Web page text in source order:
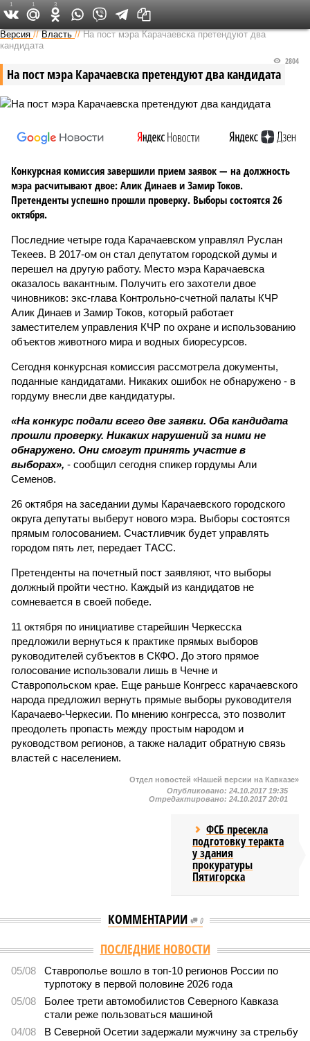
Версия на Кавказе
Версия //Власть //На пост мэра Карачаевска претендуют два
кандидата
На пост мэра Карачаевска претендуют два кандидата
2804
Конкурсная комиссия завершили прием заявок — на должность
мэра расчитывают двое: Алик Динаев и Замир Токов.
Претенденты успешно прошли проверку. Выборы состоятся 26
октября.
Последние четыре года Карачаевском управлял Руслан
Текеев. В 2017-ом он стал депутатом городской думы и
перешел на другую работу. Место мэра Карачаевска
оказалось вакантным. Получить его захотели двое
чиновников: экс-глава Контрольно-счетной палаты КЧР
Алик Динаев и Замир Токов, который работает
заместителем управления КЧР по охране и использованию
объектов животного мира и водных биоресурсов.
Сегодня конкурсная комиссия рассмотрела документы,
поданные кандидатами. Никаких ошибок не обнаружено - в
гордуму внесли две кандидатуры.
«На конкурс подали всего две заявки. Оба кандидата
прошли проверку. Никаких нарушений за ними не
обнаружено. Они смогут принять участие в
выборах», - сообщил сегодня спикер гордумы Али
Семенов.
26 октября на заседании думы Карачаевского городского
округа депутаты выберут нового мэра. Выборы состоятся
прямым голосованием. Счастливчик будет управлять
городом пять лет, передает ТАСС.
Претенденты на почетный пост заявляют, что выборы
должный пройти честно. Каждый из кандидатов не
сомневается в своей победе.
11 октября по инициативе старейшин Черкесска
предложили вернуться к практике прямых выборов
руководителей субъектов в СКФО. До этого прямое
голосование использовали лишь в Чечне и
Ставропольском крае. Еще раньше Конгресс карачаевского
народа предложил вернуть прямые выборы руководителя
Карачаево-Черкесии. По мнению конгресса, это позволит
преодолеть пропасть между простым народом и
руководством регионов, а также наладит обратную связь
властей с населением.
1 1 3
Отдел новостей «Нашей версии на Кавказе»
Опубликовано: 24.10.2017 19:35
Отредактировано: 24.10.2017 20:01
ФСБ пресекла
подготовку теракта
у здания
прокуратуры
Пятигорска
КОММЕНТАРИИ 0
Версия //Общество //
В Дагестане после ливней 18 сёл остаются без
В Дагестане после ливней 18 сёл остаются без
транспортного сообщения
Отрезанные от большой земли